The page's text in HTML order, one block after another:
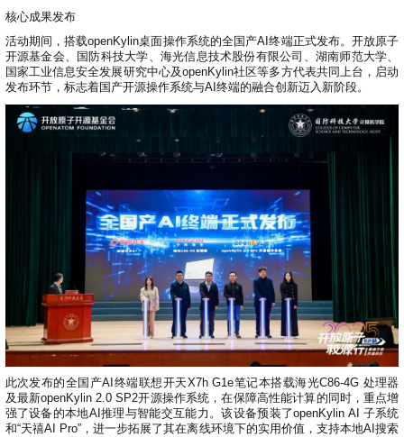
h
（
x
8
）
指
南
台
成
长
体
测
用
户
组
活
活
动
开
放
子
大
o
p
n
K
y
l
i
n
回
顾
持
续
集
成
平
台
三
方
开
源
组
件
库
反
馈
协
议
隐
私
政
策
核心成果发布
活动期间，搭载openKylin桌面操作系统的全国产AI终端正式发布。开放原子
开源基金会、国防科技大学、海光信息技术股份有限公司、湖南师范大学、
国家工业信息安全发展研究中心及openKylin社区等多方代表共同上台，启动
发布环节，标志着国产开源操作系统与AI终端的融合创新迈入新阶段。
此次发布的全国产AI终端联想开天X7h G1e笔记本搭载海光C86-4G 处理器
及最新openKylin 2.0 SP2开源操作系统，在保障高性能计算的同时，重点增
强了设备的本地AI推理与智能交互能力。该设备预装了openKylin AI 子系统
和“天禧AI Pro”，进一步拓展了其在离线环境下的实用价值，支持本地AI搜索